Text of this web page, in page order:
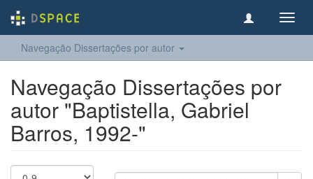
Navegação Dissertações por autor
Navegação Dissertações por
autor "Baptistella, Gabriel
Barros, 1992-"